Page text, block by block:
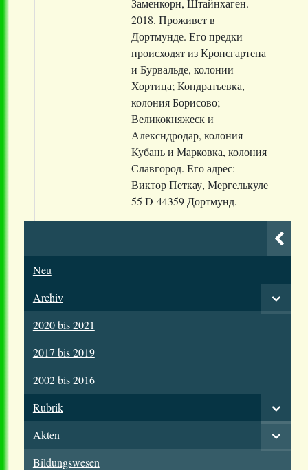
Заменкорн, Штайнхаген.
2018. Проживет в
Дортмунде. Его предки
происходят из Кронсгартена
и Бурвальде, колонии
Хортица; Кондратьевка,
колония Борисово;
Великокняжеск и
Алексндродар, колония
Кубань и Марковка, колония
Славгород. Его адрес:
Виктор Петкау, Мергелькуле
55 D-44359 Дортмунд.
Neu
Archiv
2020 bis 2021
2017 bis 2019
2002 bis 2016
Rubrik
Akten
Bildungswesen